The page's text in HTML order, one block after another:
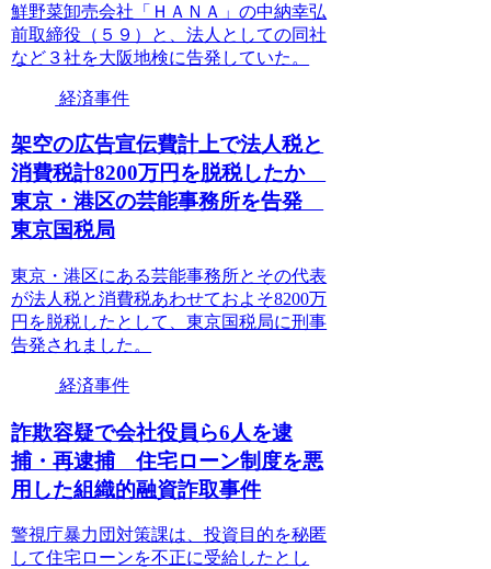
鮮野菜卸売会社「ＨＡＮＡ」の中納幸弘
前取締役（５９）と、法人としての同社
など３社を大阪地検に告発していた。
経済事件
架空の広告宣伝費計上で法人税と
消費税計8200万円を脱税したか
東京・港区の芸能事務所を告発
東京国税局
東京・港区にある芸能事務所とその代表
が法人税と消費税あわせておよそ8200万
円を脱税したとして、東京国税局に刑事
告発されました。
経済事件
詐欺容疑で会社役員ら6人を逮
捕・再逮捕 住宅ローン制度を悪
用した組織的融資詐取事件
警視庁暴力団対策課は、投資目的を秘匿
して住宅ローンを不正に受給したとし